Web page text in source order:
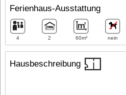
Hausbeschreibung
Ferienhaus-Ausstattung
4 2 60m² nein